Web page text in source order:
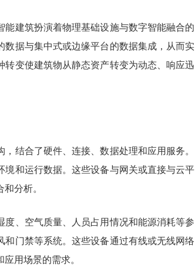
能建筑扮演着物理基础设施与数字智能融合的
数据与集中式或边缘平台的数据集成，从而实
转变使建筑物从静态资产转变为动态、响应迅
结合了硬件、连接、数据处理和应用服务。
境和运行数据。这些设备与网关或直接与云平
分析。
度、空气质量、人员占用情况和能源消耗等参
和门禁等系统。这些设备通过有线或无线网络
用场景的需求。